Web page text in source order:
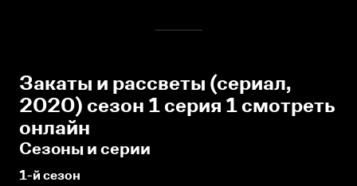
Закаты и рассветы (сериал,
2020) сезон 1 серия 1 смотреть
онлайн
Сезоны и серии
1-й сезон